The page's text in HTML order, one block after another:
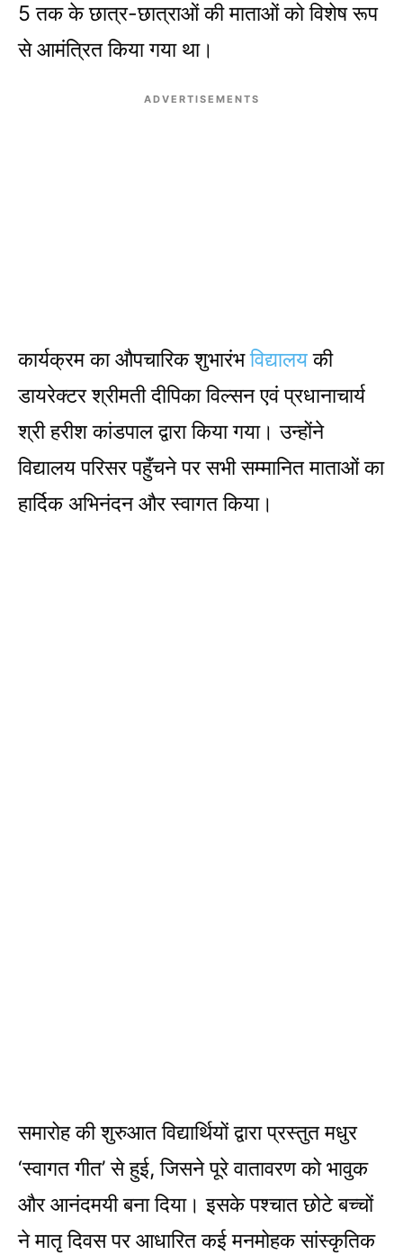
5 तक के छात्र-छात्राओं की माताओं को विशेष रूप
से आमंत्रित किया गया था।
ADVERTISEMENTS
कार्यक्रम का औपचारिक शुभारंभविद्यालयकी
डायरेक्टर श्रीमती दीपिका विल्सन एवं प्रधानाचार्य
श्री हरीश कांडपाल द्वारा किया गया। उन्होंने
विद्यालय परिसर पहुँचने पर सभी सम्मानित माताओं का
हार्दिक अभिनंदन और स्वागत किया।
समारोह की शुरुआत विद्यार्थियों द्वारा प्रस्तुत मधुर
‘स्वागत गीत’ से हुई, जिसने पूरे वातावरण को भावुक
और आनंदमयी बना दिया। इसके पश्चात छोटे बच्चों
ने मातृ दिवस पर आधारित कई मनमोहक सांस्कृतिक